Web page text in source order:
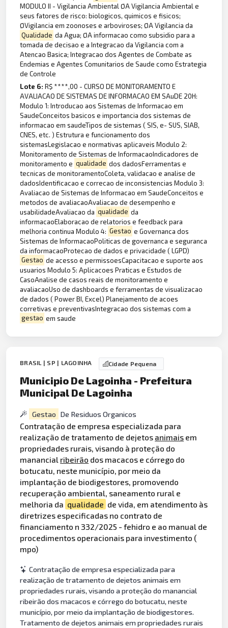
MODULO II - Vigilancia Ambiental ØA Vigilancia Ambiental e
seus fatores de risco: biologicos, quimicos e fisicos;
ØVigilancia em zoonoses e arboviroses; ØA Vigilancia da
Qualidade da Agua; ØA informacao como subsidio para a
tomada de decisao e a Integracao da Vigilancia com a
Atencao Basica; Integracao dos Agentes de Combate as
Endemias e Agentes Comunitarios de Saude como Estrategia
de Controle
Lote 6:R$ ****,00 - CURSO DE MONITORAMENTO E
AVALIACAO DE SISTEMAS DE INFORMACAO EM SAuDE 20H:
Modulo 1: Introducao aos Sistemas de Informacao em
SaudeConceitos basicos e importancia dos sistemas de
informacao em saudeTipos de sistemas ( SIS, e- SUS, SIAB,
CNES, etc. ) Estrutura e funcionamento dos
sistemasLegislacao e normativas aplicaveis Modulo 2:
Monitoramento de Sistemas de InformacaoIndicadores de
monitoramento e qualidade dos dadosFerramentas e
tecnicas de monitoramentoColeta, validacao e analise de
dadosIdentificacao e correcao de inconsistencias Modulo 3:
Avaliacao de Sistemas de Informacao em SaudeConceitos e
metodos de avaliacaoAvaliacao de desempenho e
usabilidadeAvaliacao da qualidade da
informacaoElaboracao de relatorios e feedback para
melhoria continua Modulo 4: Gestao e Governanca dos
Sistemas de InformacaoPoliticas de governanca e seguranca
da informacaoProtecao de dados e privacidade ( LGPD)
Gestao de acesso e permissoesCapacitacao e suporte aos
usuarios Modulo 5: Aplicacoes Praticas e Estudos de
CasoAnalise de casos reais de monitoramento e
avaliacaoUso de dashboards e ferramentas de visualizacao
de dados ( Power BI, Excel) Planejamento de acoes
corretivas e preventivasIntegracao dos sistemas com a
gestao em saude
BRASIL | SP | LAGOINHA Cidade Pequena
Municipio De Lagoinha - Prefeitura
Municipal De Lagoinha
Gestao De Residuos Organicos
Contratação de empresa especializada para
realização de tratamento de dejetos animais em
propriedades rurais, visando à proteção do
manancial ribeirão dos macacos e córrego do
botucatu, neste município, por meio da
implantação de biodigestores, promovendo
recuperação ambiental, saneamento rural e
melhoria da qualidade de vida, em atendimento às
diretrizes especificadas no contrato de
financiamento n 332/2025 - fehidro e ao manual de
procedimentos operacionais para investimento (
mpo)
Contratação de empresa especializada para
realização de tratamento de dejetos animais em
propriedades rurais, visando a proteção do manancial
ribeirão dos macacos e córrego do botucatu, neste
município, por meio da implantação de biodigestores.
Tratamento de dejetos animais em propriedades rurais